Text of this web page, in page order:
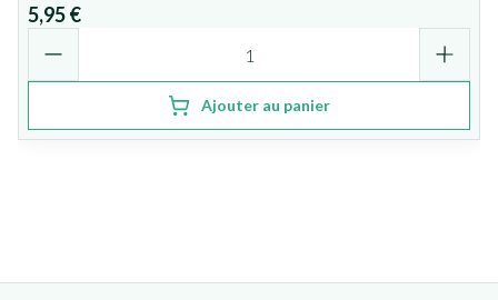
5,95 €
Ajouter au panier